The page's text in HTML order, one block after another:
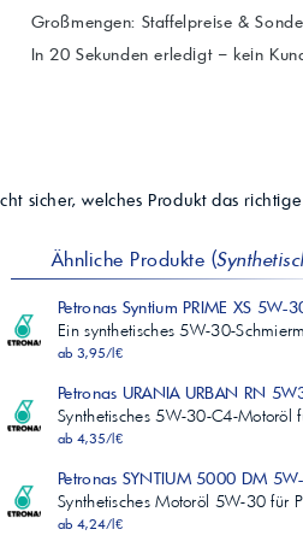
Großmengen: Staffelpreise &
In 20 Sekunden erledigt – kein
sicher, welches Produkt das
Ähnliche Produkte (
Petronas Syntium PRIME XS 5W-
Ein synthetisches 5W-30-
ab 3,95/l€
Petronas URANIA URBAN RN
Synthetisches 5W-30-C4-
ab 4,35/l€
Petronas SYNTIUM 5000 DM
Synthetisches Motoröl 5W-30 für
ab 4,24/l€